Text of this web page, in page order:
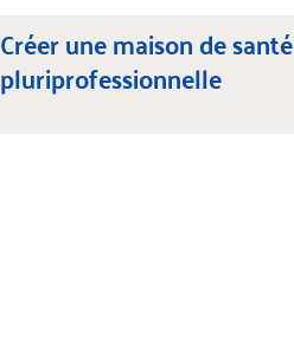
Créer une maison de santé
pluriprofessionnelle